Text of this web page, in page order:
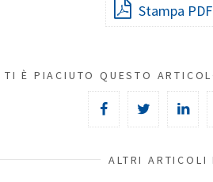
Stampa PDF
TI È PIACIUTO QUESTO
ALTRI ARTICOLI